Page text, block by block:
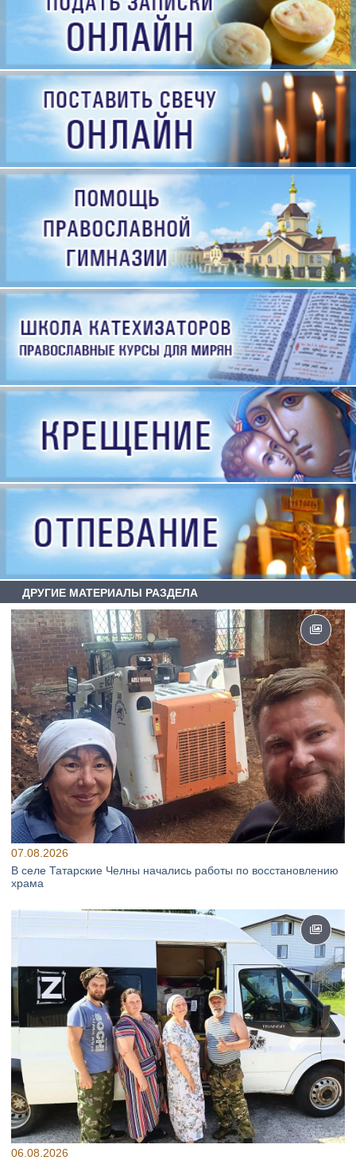
ДРУГИЕ МАТЕРИАЛЫ РАЗДЕЛА
07.08.2026
В селе Татарские Челны начались работы по восстановлению
храма
06.08.2026